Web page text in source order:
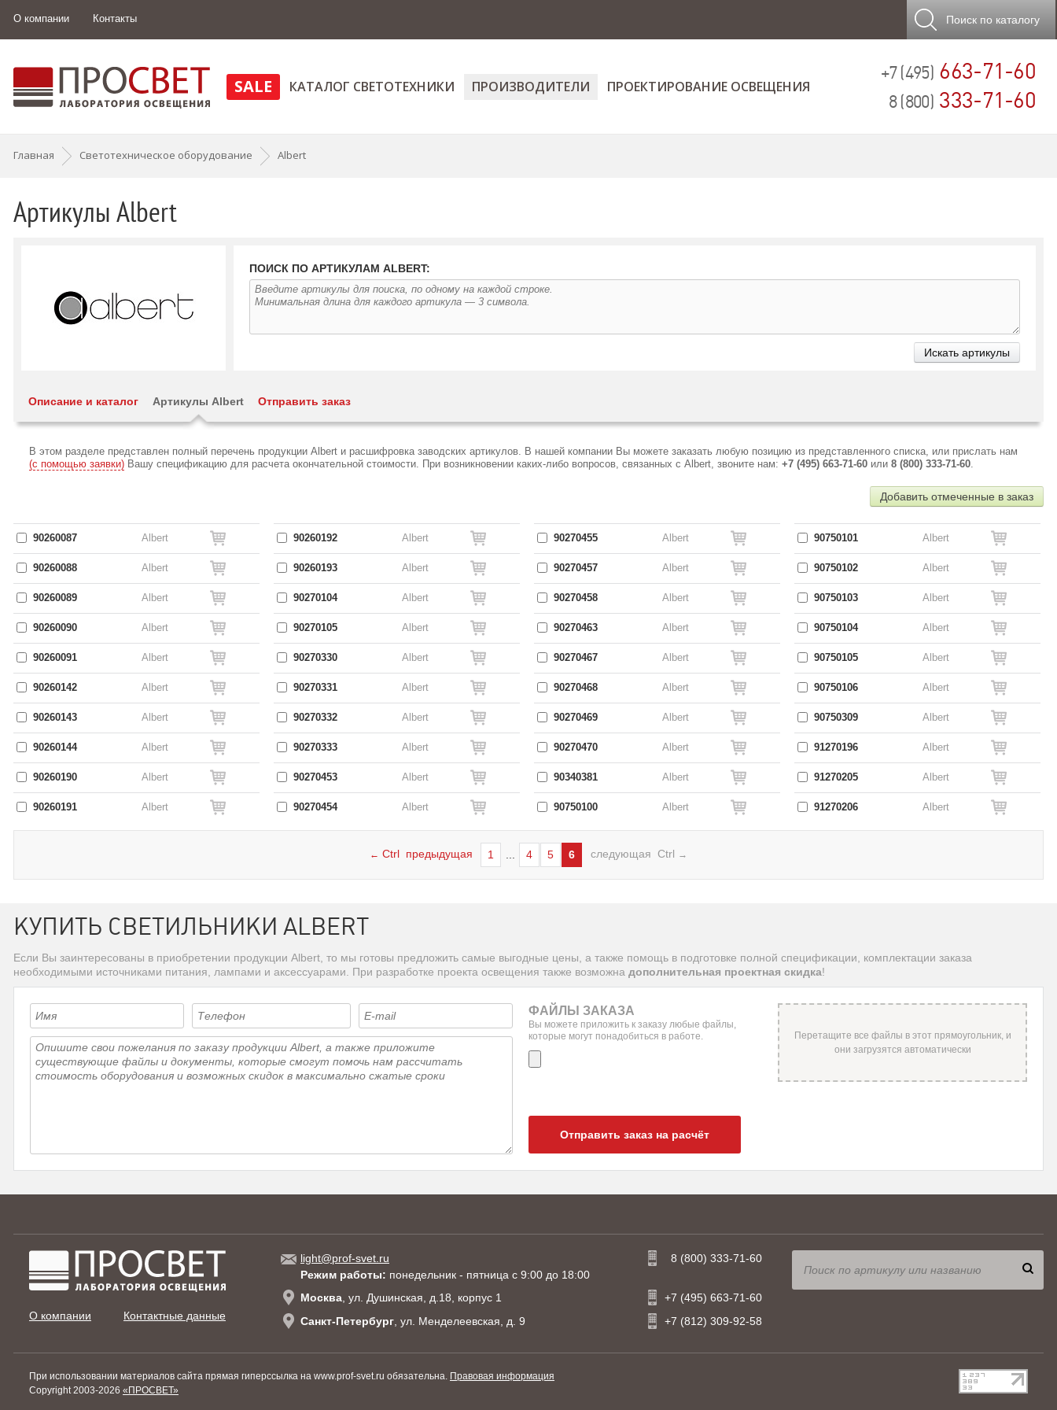
О компании Контакты Поиск по каталогу
+7 (495) 663-71-60
8 (800) 333-71-60
SALE КАТАЛОГ СВЕТОТЕХНИКИ ПРОИЗВОДИТЕЛИ ПРОЕКТИРОВАНИЕ ОСВЕЩЕНИЯ
Главная Светотехническое оборудование Albert
Артикулы Albert
ПОИСК ПО АРТИКУЛАМ ALBERT:
Описание и каталог Артикулы Albert Отправить заказ
В этом разделе представлен полный перечень продукции Albert и расшифровка заводских артикулов. В нашей компании Вы можете заказать любую позицию из представленного списка, или прислать нам
(с помощью заявки) Вашу спецификацию для расчета окончательной стоимости. При возникновении каких-либо вопросов, связанных с Albert, звоните нам: +7 (495) 663-71-60 или 8 (800) 333-71-60.
Добавить отмеченные в заказ
90260087 Albert
90260088 Albert
90260089 Albert
90260090 Albert
90260091 Albert
90260142 Albert
90260143 Albert
90260144 Albert
90260190 Albert
90260191 Albert
90260192 Albert
90260193 Albert
90270104 Albert
90270105 Albert
90270330 Albert
90270331 Albert
90270332 Albert
90270333 Albert
90270453 Albert
90270454 Albert
90270455 Albert
90270457 Albert
90270458 Albert
90270463 Albert
90270467 Albert
90270468 Albert
90270469 Albert
90270470 Albert
90340381 Albert
90750100 Albert
90750101 Albert
90750102 Albert
90750103 Albert
90750104 Albert
90750105 Albert
90750106 Albert
90750309 Albert
91270196 Albert
91270205 Albert
91270206 Albert
← Ctrl предыдущая 1 4 5 6 следующая Ctrl →
КУПИТЬ СВЕТИЛЬНИКИ ALBERT
Если Вы заинтересованы в приобретении продукции Albert, то мы готовы предложить самые выгодные цены, а также помощь в подготовке полной спецификации, комплектации заказа
необходимыми источниками питания, лампами и аксессуарами. При разработке проекта освещения также возможна дополнительная проектная скидка!
ФАЙЛЫ ЗАКАЗА
Вы можете приложить к заказу любые файлы,
которые могут понадобиться в работе.
Отправить заказ на расчёт
О компании Контактные данные
light@prof-svet.ru
Режим работы: понедельник - пятница с 9:00 до 18:00
Москва , ул. Душинская, д.18, корпус 1
Санкт-Петербург , ул. Менделеевская, д. 9
8 (800) 333-71-60
+7 (495) 663-71-60
+7 (812) 309-92-58
При использовании материалов сайта прямая гиперссылка на www.prof-svet.ru обязательна. Правовая информация
Copyright 2003-2026 «ПРОСВЕТ»